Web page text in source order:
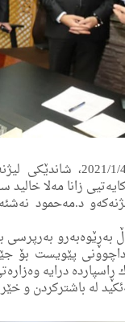
ئه‌مڕۆ دووشه‌ممه‌
زانا مه‌لا
د.مه‌حمود
به‌ڕێوه‌به‌رو
پێویست بۆ
ڕاسپارده‌ درایه‌
له‌ باشتركردن و